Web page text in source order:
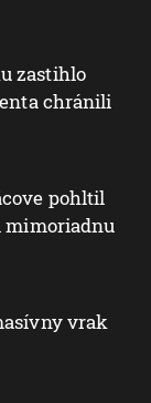
zastihlo
chránili
pohltil
mimoriadnu
vrak